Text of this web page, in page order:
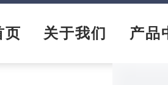
页 关于我们 产品